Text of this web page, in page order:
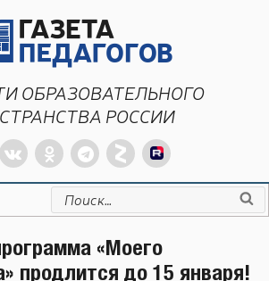
ОБРАЗОВАТЕЛЬНОГО
РОССИИ
Искать:
«Моего
продлится до 15 января!